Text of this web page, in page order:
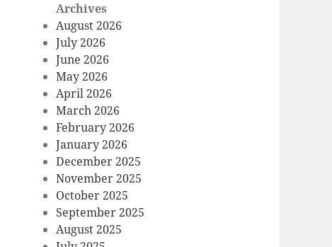
Archives
August 2026
July 2026
June 2026
May 2026
April 2026
March 2026
February 2026
January 2026
December 2025
November 2025
October 2025
September 2025
August 2025